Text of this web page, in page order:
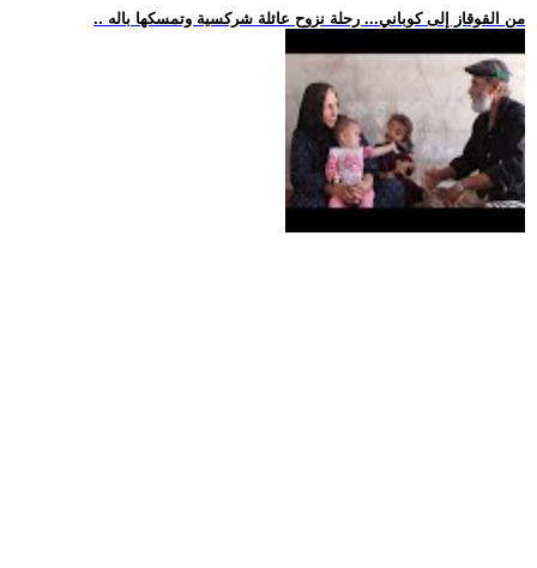
.. من القوقاز إلى كوباني... رحلة نزوح عائلة شركسية وتمسكها باله